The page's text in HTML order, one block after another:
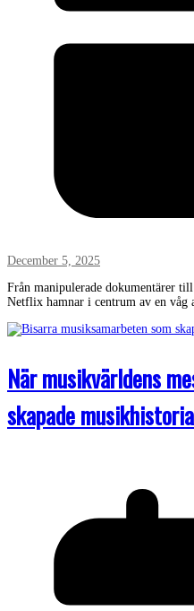
December 5, 2025
Från manipulerade dokumentärer
Netflix hamnar i centrum av en
När musikvärldens
skapade musikhistoria